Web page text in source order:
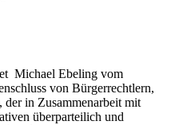
Michael Ebeling vom
von Bürgerrechtlern,
der in Zusammenarbeit mit
überparteilich und